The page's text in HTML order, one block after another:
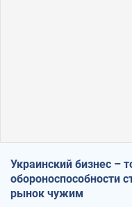
Украинский бизнес –
обороноспособности
рынок чужим